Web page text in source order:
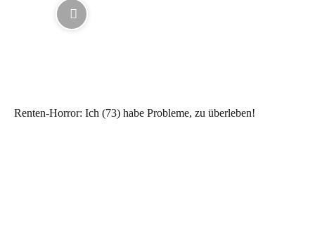
Renten-Horror: Ich (73) habe Probleme, zu überleben!